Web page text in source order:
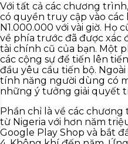
Với tất cả các chương
có quyền truy cập vào các
N1.000.000 với vài giờ. Họ
về phía trước đã được xác
tài chính cũ của bạn. Một
các cộng sự để tiến lên
đầu yêu cầu tiến bộ.
tính năng người dùng có
những ý tưởng giải quyết
Phần chỉ là về các
từ Nigeria với hơn năm
Google Play Shop và bắt